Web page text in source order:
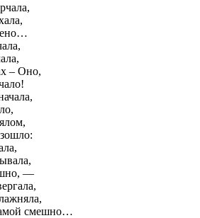
– Оно,
—
смешно…